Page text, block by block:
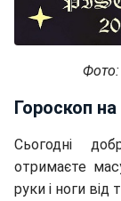
Гороскоп
Сьогодні
отримаєте
руки і ноги від